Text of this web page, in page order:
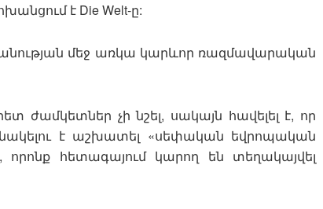
է Die Welt-ը:
մեջ առկա կարևոր ռազմավարական
ժամկետներ չի նշել, սակայն հավելել է, որ
է աշխատել «սեփական եվրոպական
որոնք հետագայում կարող են տեղակայվել